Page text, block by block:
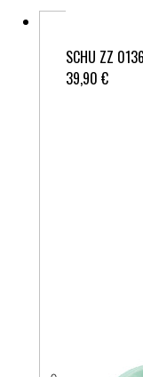
SCHU ZZ
39,90 €